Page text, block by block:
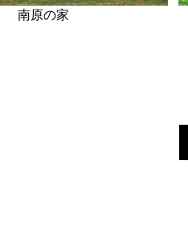
南原の家